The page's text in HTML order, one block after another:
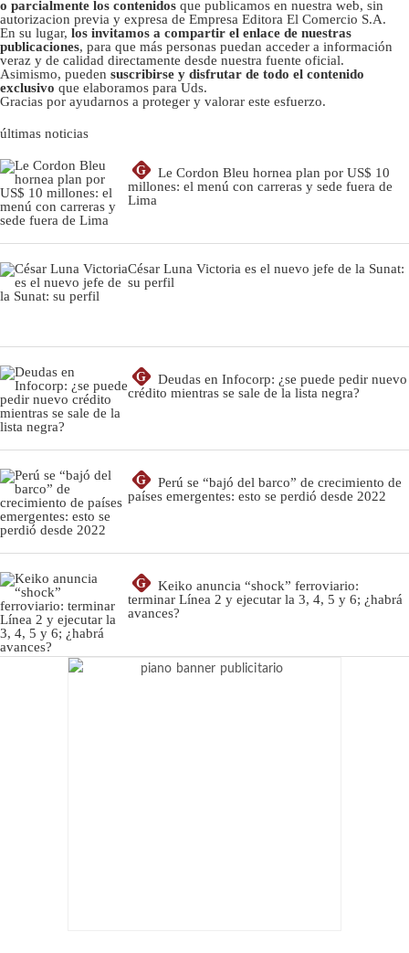
o parcialmente los contenidos que publicamos en nuestra web, sin
autorizacion previa y expresa de Empresa Editora El Comercio S.A.
En su lugar, los invitamos a compartir el enlace de nuestras
publicaciones, para que más personas puedan acceder a información
veraz y de calidad directamente desde nuestra fuente oficial.
Asimismo, pueden suscribirse y disfrutar de todo el contenido
exclusivo que elaboramos para Uds.
Gracias por ayudarnos a proteger y valorar este esfuerzo.
últimas noticias
G
Le Cordon Bleu hornea plan por US$ 10
millones: el menú con carreras y sede fuera de
Lima
César Luna Victoria es el nuevo jefe de la Sunat:
su perfil
G
Deudas en Infocorp: ¿se puede pedir nuevo
crédito mientras se sale de la lista negra?
G
Perú se “bajó del barco” de crecimiento de
países emergentes: esto se perdió desde 2022
G
Keiko anuncia “shock” ferroviario:
terminar Línea 2 y ejecutar la 3, 4, 5 y 6; ¿habrá
avances?